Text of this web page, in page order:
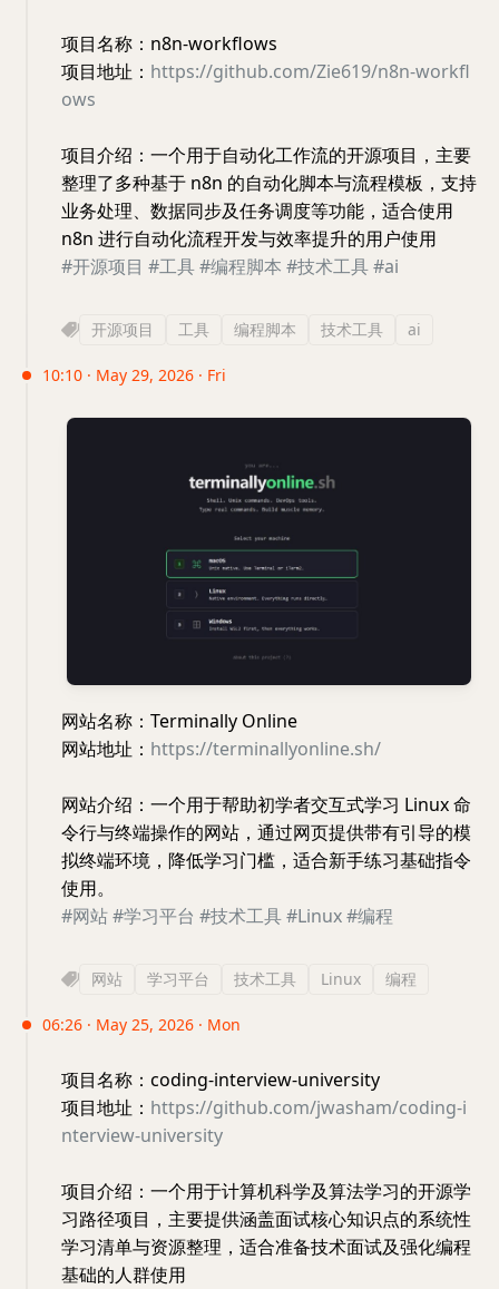
项目名称：n8n-workflows
项目地址： https://github.com/Zie619/n8n-workfl
ows
项目介绍：一个用于自动化工作流的开源项目，主要
整理了多种基于 n8n 的自动化脚本与流程模板，支持
业务处理、数据同步及任务调度等功能，适合使用
n8n 进行自动化流程开发与效率提升的用户使用
#开源项目 #工具#编程脚本 #技术工具#ai
开源项目 工具 编程脚本 技术工具 ai
10:10 · May 29, 2026 · Fri
网站名称：Terminally Online
网站地址： https://terminallyonline.sh/
网站介绍：一个用于帮助初学者交互式学习 Linux 命
令行与终端操作的网站，通过网页提供带有引导的模
拟终端环境，降低学习门槛，适合新手练习基础指令
使用。
#网站#学习平台 #技术工具#Linux#编程
网站 学习平台 技术工具 Linux 编程
06:26 · May 25, 2026 · Mon
项目名称：coding-interview-university
项目地址： https://github.com/jwasham/coding-i
nterview-university
项目介绍：一个用于计算机科学及算法学习的开源学
习路径项目，主要提供涵盖面试核心知识点的系统性
学习清单与资源整理，适合准备技术面试及强化编程
基础的人群使用